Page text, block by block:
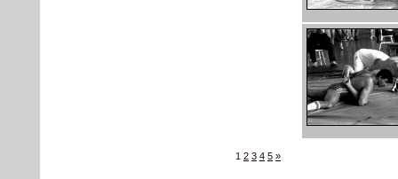
1 2 3 4 5 »